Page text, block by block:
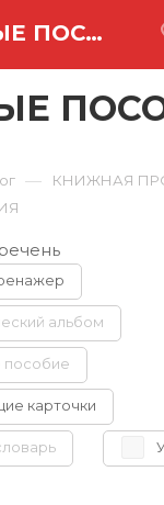
УЧЕБНЫЕ ПОСОБИЯ
— КНИЖНАЯ
альбом
пособие
карточки